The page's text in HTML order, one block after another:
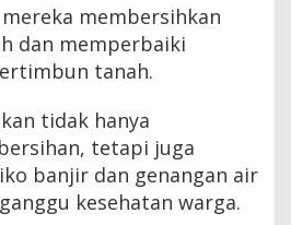
membersihkan
dan memperbaiki
tanah.
tidak hanya
tetapi juga
banjir dan genangan air
kesehatan warga.